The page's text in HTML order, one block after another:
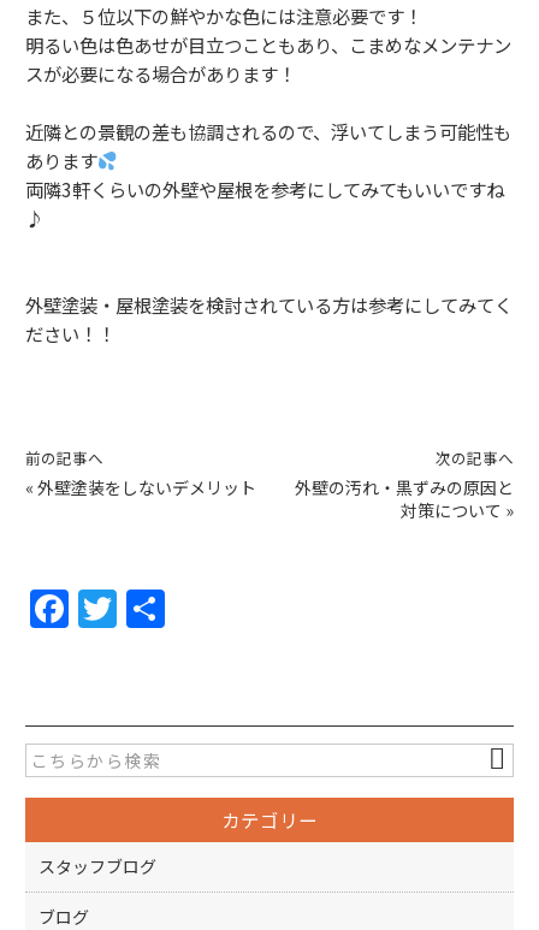
また、５位以下の鮮やかな色には注意必要です！
明るい色は色あせが目立つこともあり、こまめなメンテナン
スが必要になる場合があります！
近隣との景観の差も協調されるので、浮いてしまう可能性も
あります
両隣3軒くらいの外壁や屋根を参考にしてみてもいいですね
♪
外壁塗装・屋根塗装を検討されている方は参考にしてみてく
ださい！！
前の記事へ
« 外壁塗装をしないデメリット
次の記事へ
外壁の汚れ・黒ずみの原因と
対策について »
F
e
b
o
o
k
T
er
カテゴリー
スタッフブログ
ブログ